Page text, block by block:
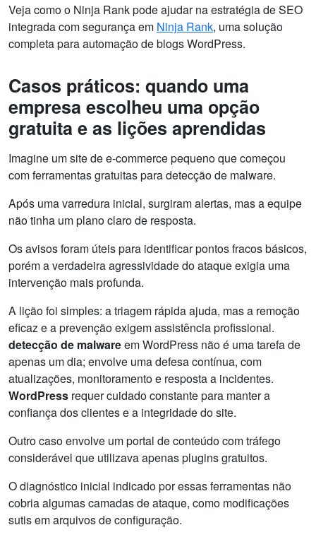
Veja como o Ninja Rank pode ajudar na estratégia de SEO
integrada com segurança em Ninja Rank, uma solução
completa para automação de blogs WordPress.
Casos práticos: quando uma
empresa escolheu uma opção
gratuita e as lições aprendidas
Imagine um site de e-commerce pequeno que começou
com ferramentas gratuitas para detecção de malware.
Após uma varredura inicial, surgiram alertas, mas a equipe
não tinha um plano claro de resposta.
Os avisos foram úteis para identificar pontos fracos básicos,
porém a verdadeira agressividade do ataque exigia uma
intervenção mais profunda.
A lição foi simples: a triagem rápida ajuda, mas a remoção
eficaz e a prevenção exigem assistência profissional.
detecção de malwareem WordPress não é uma tarefa de
apenas um dia; envolve uma defesa contínua, com
atualizações, monitoramento e resposta a incidentes.
WordPress requer cuidado constante para manter a
confiança dos clientes e a integridade do site.
Outro caso envolve um portal de conteúdo com tráfego
considerável que utilizava apenas plugins gratuitos.
O diagnóstico inicial indicado por essas ferramentas não
cobria algumas camadas de ataque, como modificações
sutis em arquivos de configuração.